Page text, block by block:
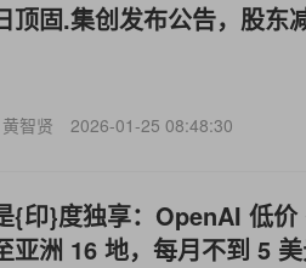
顶固.集创发布公告，股东
黄智贤 2026-01-25 08:48:30
{印}度独享：OpenAI 低价
亚洲 16 地，每月不到 5